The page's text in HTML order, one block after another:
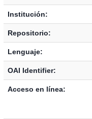
Institución:
Repositorio:
Lenguaje:
OAI Identifier:
Acceso en línea: